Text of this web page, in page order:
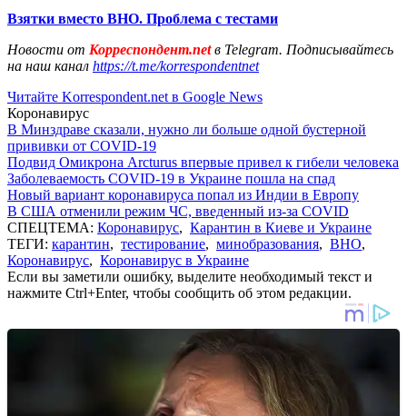
Взятки вместо ВНО. Проблема с тестами
Новости от Корреспондент.netв Telegram. Подписывайтесь
на наш канал https://t.me/korrespondentnet
Читайте Korrespondent.net в Google News
Коронавирус
В Минздраве сказали, нужно ли больше одной бустерной
прививки от COVID-19
Подвид Омикрона Arcturus впервые привел к гибели человека
Заболеваемость COVID-19 в Украине пошла на спад
Новый вариант коронавируса попал из Индии в Европу
В США отменили режим ЧС, введенный из-за COVID
СПЕЦТЕМА: Коронавирус, Карантин в Киеве и Украине
ТЕГИ: карантин, тестирование, минобразования, ВНО,
Коронавирус, Коронавирус в Украине
Если вы заметили ошибку, выделите необходимый текст и
нажмите Ctrl+Enter, чтобы сообщить об этом редакции.